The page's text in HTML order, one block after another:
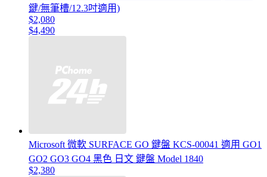
鍵/無筆槽/12.3吋適用)
$2,080
$4,490
Microsoft 微軟 SURFACE GO 鍵盤 KCS-00041 適用 GO1
GO2 GO3 GO4 黑色 日文 鍵盤 Model 1840
$2,380